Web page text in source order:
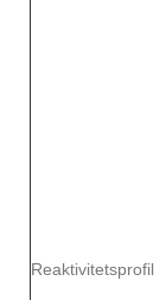
Reaktivitetsprofil